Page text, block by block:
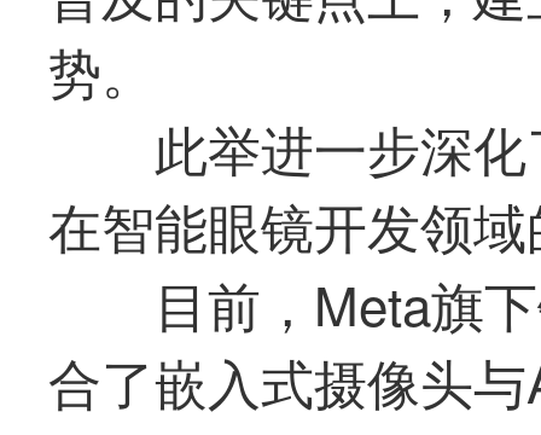
势。
此举进一步深
在智能眼镜开发领
目前，Meta旗
合了嵌入式摄像头